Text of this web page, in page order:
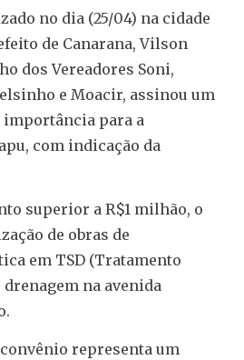
no dia (25/04) na cidade
de Canarana, Vilson
dos Vereadores Soni,
e Moacir, assinou um
importância para a
com indicação da
superior a R$1 milhão, o
de obras de
em TSD (Tratamento
na avenida
representa um